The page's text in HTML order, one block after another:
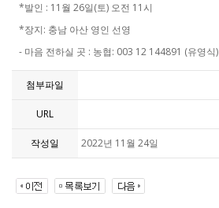
*발인 : 11월 26일(토) 오전 11시
*장지: 충남 아산 영인 선영
- 마음 전하실 곳 : 농협: 003 12 144891 (유영식)
첨부파일
URL
작성일 2022년 11월 24일